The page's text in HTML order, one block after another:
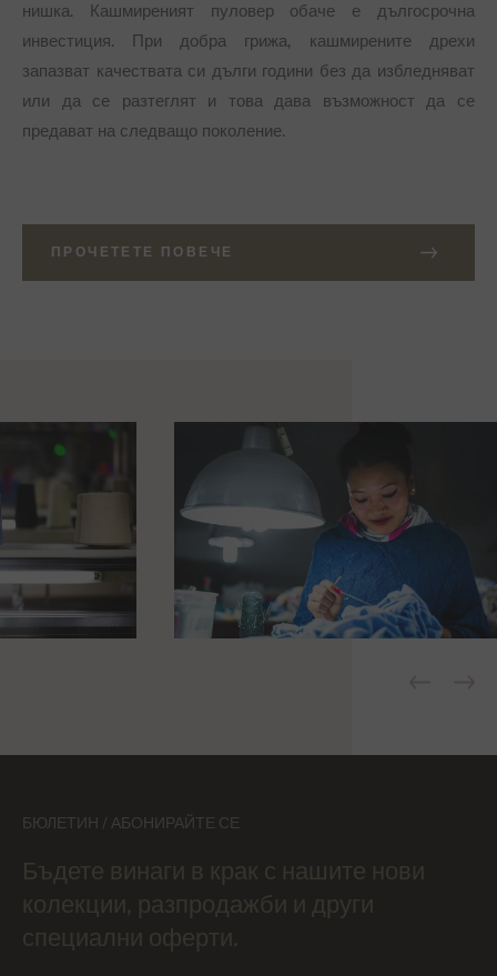
нишка. Кашмиреният пуловер обаче е дългосрочна
инвестиция. При добра грижа, кашмирените дрехи
запазват качествата си дълги години без да избледняват
или да се разтеглят и това дава възможност да се
предават на следващо поколение.
ПРОЧЕТЕТЕ ПОВЕЧЕ
БЮЛЕТИН / АБОНИРАЙТЕ СЕ
Бъдете винаги в крак с нашите нови
колекции, разпродажби и други
специални оферти.